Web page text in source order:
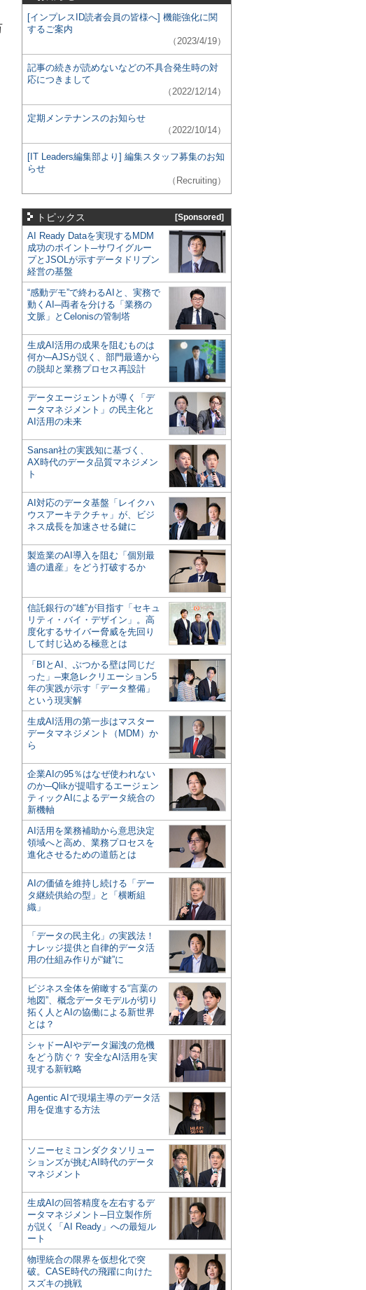
[インプレスID読者会員の皆様へ] 機能強化に関
するご案内
（2023/4/19）
記事の続きが読めないなどの不具合発生時の対
応につきまして
（2022/12/14）
定期メンテナンスのお知らせ
（2022/10/14）
[IT Leaders編集部より] 編集スタッフ募集のお知
らせ
（Recruiting）
トピックス [Sponsored]
AI Ready Dataを実現するMDM
成功のポイント─サワイグルー
プとJSOLが示すデータドリブン
経営の基盤
“感動デモ”で終わるAIと、実務で
動くAI─両者を分ける「業務の
文脈」とCelonisの管制塔
生成AI活用の成果を阻むものは
何か─AJSが説く、部門最適から
の脱却と業務プロセス再設計
データエージェントが導く「デ
ータマネジメント」の民主化と
AI活用の未来
Sansan社の実践知に基づく、
AX時代のデータ品質マネジメン
ト
AI対応のデータ基盤「レイクハ
ウスアーキテクチャ」が、ビジ
ネス成長を加速させる鍵に
製造業のAI導入を阻む「個別最
適の遺産」をどう打破するか
信託銀行の“雄”が目指す「セキュ
リティ・バイ・デザイン」。高
度化するサイバー脅威を先回り
して封じ込める極意とは
「BIとAI、ぶつかる壁は同じだ
った」─東急レクリエーション5
年の実践が示す「データ整備」
という現実解
生成AI活用の第一歩はマスター
データマネジメント（MDM）か
ら
企業AIの95％はなぜ使われない
のか─Qlikが提唱するエージェン
ティックAIによるデータ統合の
新機軸
AI活用を業務補助から意思決定
領域へと高め、業務プロセスを
進化させるための道筋とは
AIの価値を維持し続ける「デー
タ継続供給の型」と「横断組
織」
「データの民主化」の実践法！
ナレッジ提供と自律的データ活
用の仕組み作りが“鍵”に
ビジネス全体を俯瞰する“言葉の
地図”、概念データモデルが切り
拓く人とAIの協働による新世界
とは？
シャドーAIやデータ漏洩の危機
をどう防ぐ？ 安全なAI活用を実
現する新戦略
Agentic AIで現場主導のデータ活
用を促進する方法
ソニーセミコンダクタソリュー
ションズが挑むAI時代のデータ
マネジメント
生成AIの回答精度を左右するデ
ータマネジメント─日立製作所
が説く「AI Ready」への最短ル
ート
物理統合の限界を仮想化で突
破。CASE時代の飛躍に向けた
スズキの挑戦